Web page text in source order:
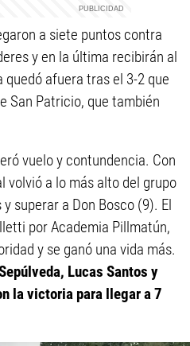
a siete puntos contra
y en la última recibirán al
afuera tras el 3-2 que
San Patricio, que también
vuelo y contundencia. Con
volvió a lo más alto del grupo
superar a Don Bosco (9). El
por Academia Pillmatún,
y se ganó una vida más.
Lucas Santos y
la victoria para llegar a 7